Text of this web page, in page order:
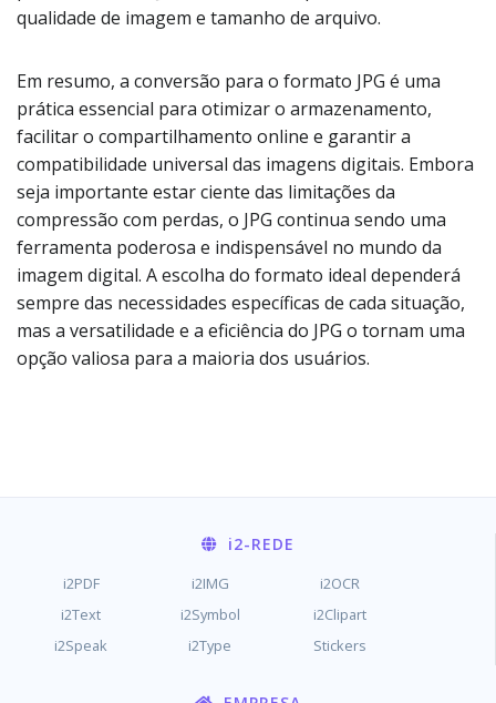
qualidade de imagem e tamanho de arquivo.
Em resumo, a conversão para o formato JPG é uma
prática essencial para otimizar o armazenamento,
facilitar o compartilhamento online e garantir a
compatibilidade universal das imagens digitais. Embora
seja importante estar ciente das limitações da
compressão com perdas, o JPG continua sendo uma
ferramenta poderosa e indispensável no mundo da
imagem digital. A escolha do formato ideal dependerá
sempre das necessidades específicas de cada situação,
mas a versatilidade e a eficiência do JPG o tornam uma
opção valiosa para a maioria dos usuários.
i2-REDE
i2PDF i2IMG
i2OCR
i2Text
i2Symbol
i2Clipart
i2Speak
i2Type Stickers